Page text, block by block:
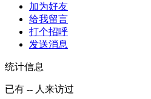
加为好友
给我留言
打个招呼
发送消息
统计信息
已有 -- 人来访过